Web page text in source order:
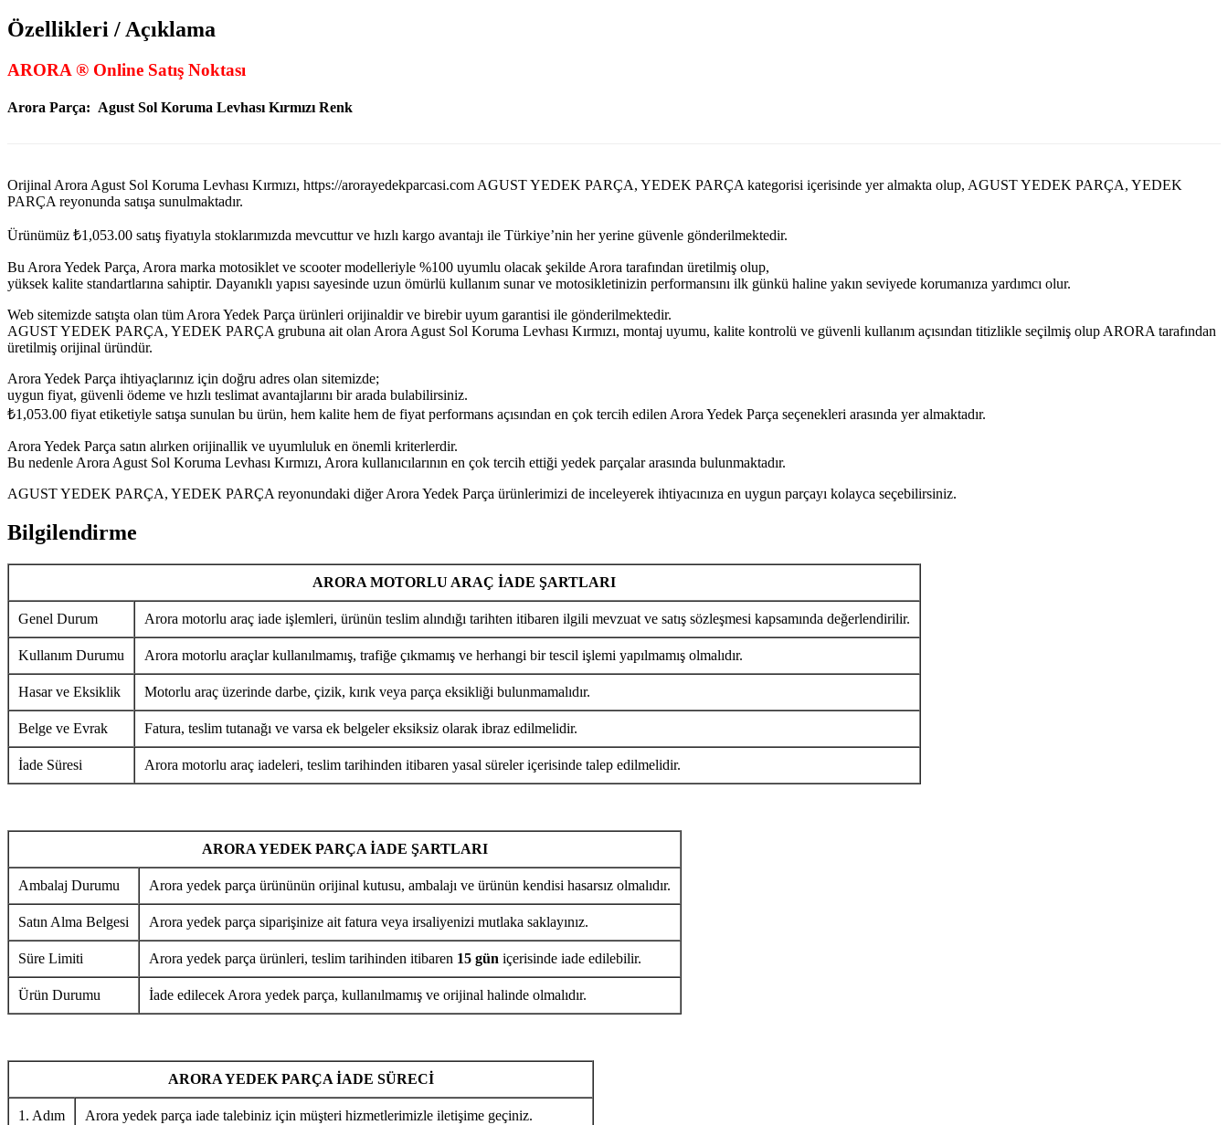
Özellikleri / Açıklama
ARORA ® Online Satış Noktası
Arora Parça: Agust Sol Koruma Levhası Kırmızı Renk
Orijinal Arora Agust Sol Koruma Levhası Kırmızı, https://arorayedekparcasi.com AGUST YEDEK PARÇA, YEDEK PARÇA kategorisi içerisinde yer almakta olup, AGUST YEDEK PARÇA, YEDEK
PARÇA reyonunda satışa sunulmaktadır.
Ürünümüz ₺1,053.00 satış fiyatıyla stoklarımızda mevcuttur ve hızlı kargo avantajı ile Türkiye’nin her yerine güvenle gönderilmektedir.
Bu Arora Yedek Parça, Arora marka motosiklet ve scooter modelleriyle %100 uyumlu olacak şekilde Arora tarafından üretilmiş olup,
yüksek kalite standartlarına sahiptir. Dayanıklı yapısı sayesinde uzun ömürlü kullanım sunar ve motosikletinizin performansını ilk günkü haline yakın seviyede korumanıza yardımcı olur.
Web sitemizde satışta olan tüm Arora Yedek Parça ürünleri orijinaldir ve birebir uyum garantisi ile gönderilmektedir.
AGUST YEDEK PARÇA, YEDEK PARÇA grubuna ait olan Arora Agust Sol Koruma Levhası Kırmızı, montaj uyumu, kalite kontrolü ve güvenli kullanım açısından titizlikle seçilmiş olup ARORA tarafından
üretilmiş orijinal üründür.
Arora Yedek Parça ihtiyaçlarınız için doğru adres olan sitemizde;
uygun fiyat, güvenli ödeme ve hızlı teslimat avantajlarını bir arada bulabilirsiniz.
₺1,053.00 fiyat etiketiyle satışa sunulan bu ürün, hem kalite hem de fiyat performans açısından en çok tercih edilen Arora Yedek Parça seçenekleri arasında yer almaktadır.
Arora Yedek Parça satın alırken orijinallik ve uyumluluk en önemli kriterlerdir.
Bu nedenle Arora Agust Sol Koruma Levhası Kırmızı, Arora kullanıcılarının en çok tercih ettiği yedek parçalar arasında bulunmaktadır.
AGUST YEDEK PARÇA, YEDEK PARÇA reyonundaki diğer Arora Yedek Parça ürünlerimizi de inceleyerek ihtiyacınıza en uygun parçayı kolayca seçebilirsiniz.
Bilgilendirme
ARORA MOTORLU ARAÇ İADE ŞARTLARI
Genel Durum Arora motorlu araç iade işlemleri, ürünün teslim alındığı tarihten itibaren ilgili mevzuat ve satış sözleşmesi kapsamında değerlendirilir.
Kullanım Durumu Arora motorlu araçlar kullanılmamış, trafiğe çıkmamış ve herhangi bir tescil işlemi yapılmamış olmalıdır.
Hasar ve Eksiklik Motorlu araç üzerinde darbe, çizik, kırık veya parça eksikliği bulunmamalıdır.
Belge ve Evrak Fatura, teslim tutanağı ve varsa ek belgeler eksiksiz olarak ibraz edilmelidir.
İade Süresi Arora motorlu araç iadeleri, teslim tarihinden itibaren yasal süreler içerisinde talep edilmelidir.
ARORA YEDEK PARÇA İADE ŞARTLARI
Ambalaj Durumu Arora yedek parça ürününün orijinal kutusu, ambalajı ve ürünün kendisi hasarsız olmalıdır.
Satın Alma Belgesi Arora yedek parça siparişinize ait fatura veya irsaliyenizi mutlaka saklayınız.
Süre Limiti Arora yedek parça ürünleri, teslim tarihinden itibaren 15 gün içerisinde iade edilebilir.
Ürün Durumu İade edilecek Arora yedek parça, kullanılmamış ve orijinal halinde olmalıdır.
ARORA YEDEK PARÇA İADE SÜRECİ
1. Adım Arora yedek parça iade talebiniz için müşteri hizmetlerimizle iletişime geçiniz.